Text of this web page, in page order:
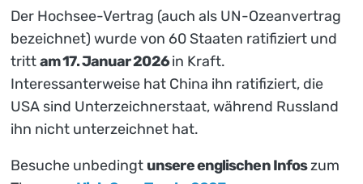
Der Hochsee-Vertrag (auch als UN-Ozeanvertrag
bezeichnet) wurde von 60 Staaten ratifiziert und
trittam 17. Januar 2026in Kraft.
Interessanterweise hat China ihn ratifiziert, die
USA sind Unterzeichnerstaat, während Russland
ihn nicht unterzeichnet hat.
Besuche unbedingt unsere englischen Infoszum